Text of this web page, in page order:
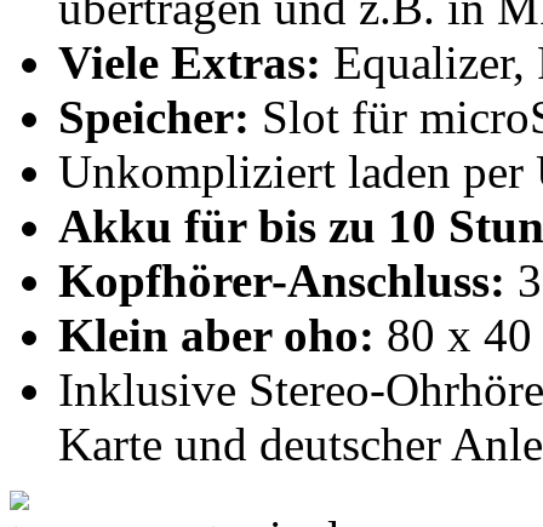
Viele Extras: Equalizer,
Speicher: Slot für
Unkompliziert laden
Akku für bis zu 10
Kopfhörer-Anschluss:
Klein aber oho: 80 x
Inklusive Stereo-
Karte und deutscher